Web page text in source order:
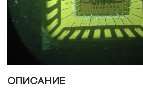
ОПИСАНИЕ